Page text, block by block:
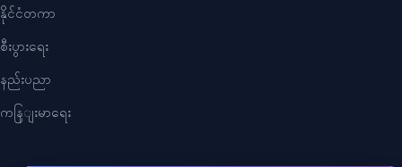
နိုင်ငံတကာ
စီးပွားရေး
နည်းပညာ
ကနြျးမာရေး